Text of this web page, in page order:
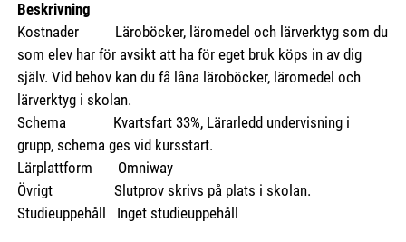
Beskrivning
Kostnader Läroböcker, läromedel och lärverktyg som du
som elev har för avsikt att ha för eget bruk köps in av dig
själv. Vid behov kan du få låna läroböcker, läromedel och
lärverktyg i skolan.
Schema Kvartsfart 33%, Lärarledd undervisning i
grupp, schema ges vid kursstart.
Lärplattform Omniway
Övrigt Slutprov skrivs på plats i skolan.
Studieuppehåll Inget studieuppehåll